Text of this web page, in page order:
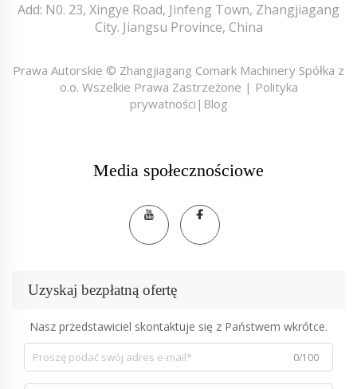
Add: N0. 23, Xingye Road, Jinfeng Town, Zhangjiagang
City. Jiangsu Province, China
Prawa Autorskie © Zhangjiagang Comark Machinery Spółka z
o.o. Wszelkie Prawa Zastrzeżone | Polityka
prywatności | Blog
Media społecznościowe
Uzyskaj bezpłatną ofertę
Nasz przedstawiciel skontaktuje się z Państwem wkrótce.
0/100